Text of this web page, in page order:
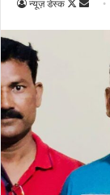
न्यूज़ डेस्क
Follow
Send